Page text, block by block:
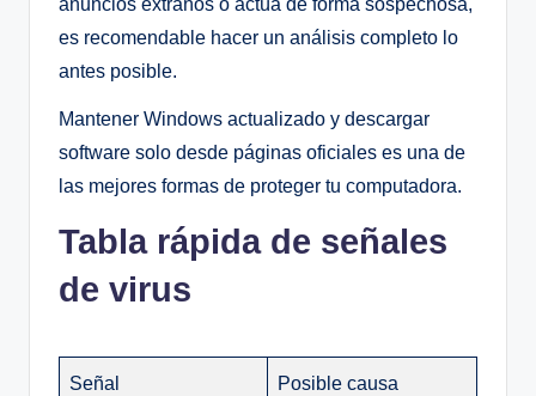
anuncios extraños o actúa de forma sospechosa,
es recomendable hacer un análisis completo lo
antes posible.
Mantener Windows actualizado y descargar
software solo desde páginas oficiales es una de
las mejores formas de proteger tu computadora.
Tabla rápida de señales
de virus
Señal Posible causa